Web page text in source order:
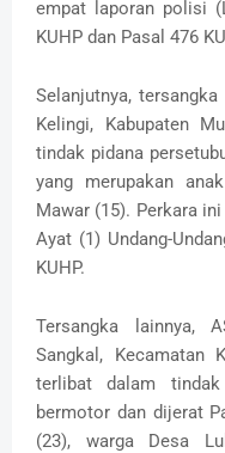
empat laporan polisi
KUHP dan Pasal 476
Selanjutnya,
Kelingi, Kabupaten
tindak pidana
yang merupakan
Mawar (15). Perkara
Ayat (1) Undang-
KUHP.
Tersangka lainnya,
Sangkal, Kecamatan
terlibat dalam tindak
bermotor dan dijerat
(23), warga Desa